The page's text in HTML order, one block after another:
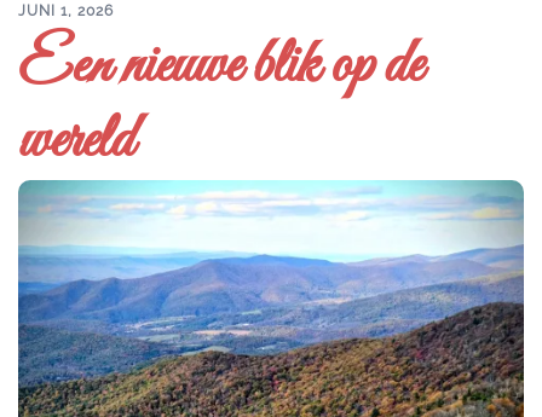
JUNI 1, 2026
Een nieuwe blik op de
wereld